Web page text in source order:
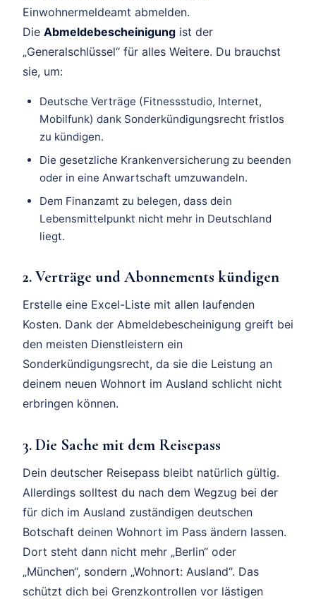
Einwohnermeldeamt abmelden.
Die Abmeldebescheinigung ist der
„Generalschlüssel“ für alles Weitere. Du brauchst
sie, um:
Deutsche Verträge (Fitnessstudio, Internet,
Mobilfunk) dank Sonderkündigungsrecht fristlos
zu kündigen.
Die gesetzliche Krankenversicherung zu beenden
oder in eine Anwartschaft umzuwandeln.
Dem Finanzamt zu belegen, dass dein
Lebensmittelpunkt nicht mehr in Deutschland
liegt.
2. Verträge und Abonnements kündigen
Erstelle eine Excel-Liste mit allen laufenden
Kosten. Dank der Abmeldebescheinigung greift bei
den meisten Dienstleistern ein
Sonderkündigungsrecht, da sie die Leistung an
deinem neuen Wohnort im Ausland schlicht nicht
erbringen können.
3. Die Sache mit dem Reisepass
Dein deutscher Reisepass bleibt natürlich gültig.
Allerdings solltest du nach dem Wegzug bei der
für dich im Ausland zuständigen deutschen
Botschaft deinen Wohnort im Pass ändern lassen.
Dort steht dann nicht mehr „Berlin“ oder
„München“, sondern „Wohnort: Ausland“. Das
schützt dich bei Grenzkontrollen vor lästigen